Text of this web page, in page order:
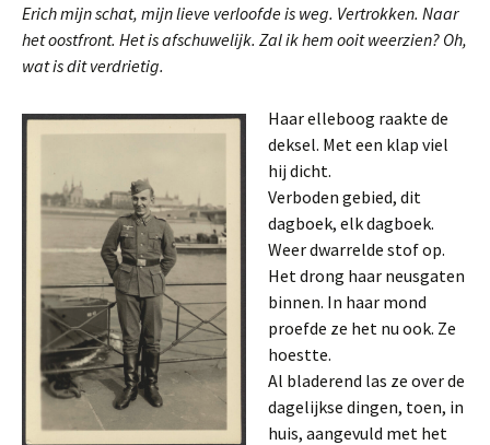
Erich mijn schat, mijn lieve verloofde is weg. Vertrokken. Naar
het oostfront. Het is afschuwelijk. Zal ik hem ooit weerzien? Oh,
wat is dit verdrietig.
Haar elleboog raakte de
deksel. Met een klap viel
hij dicht.
Verboden gebied, dit
dagboek, elk dagboek.
Weer dwarrelde stof op.
Het drong haar neusgaten
binnen. In haar mond
proefde ze het nu ook. Ze
hoestte.
Al bladerend las ze over de
dagelijkse dingen, toen, in
huis, aangevuld met het